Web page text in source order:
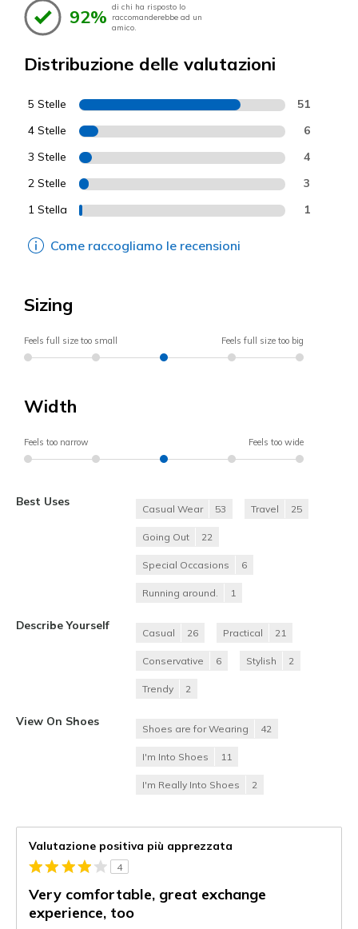
92% di chi ha risposto lo
raccomanderebbe ad un
amico.
Distribuzione delle valutazioni
5 Stelle 51
4 Stelle 6
3 Stelle 4
2 Stelle 3
1 Stella 1
Come raccogliamo le recensioni
Sizing
Feels full size too small Feels full size too big
Width
Feels too narrow Feels too wide
Best Uses
Casual Wear 53 Travel 25
Going Out 22
Special Occasions 6
Running around. 1
Describe Yourself
Casual 26 Practical 21
Conservative 6 Stylish 2
Trendy 2
View On Shoes
Shoes are for Wearing 42
I'm Into Shoes 11
I'm Really Into Shoes 2
Valutazione positiva più apprezzata
4
Very comfortable, great exchange
experience, too